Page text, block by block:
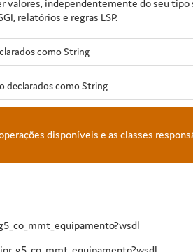
independentemente do seu
relatórios e regras LSP.
como String
declarados como String
disponíveis e as classes